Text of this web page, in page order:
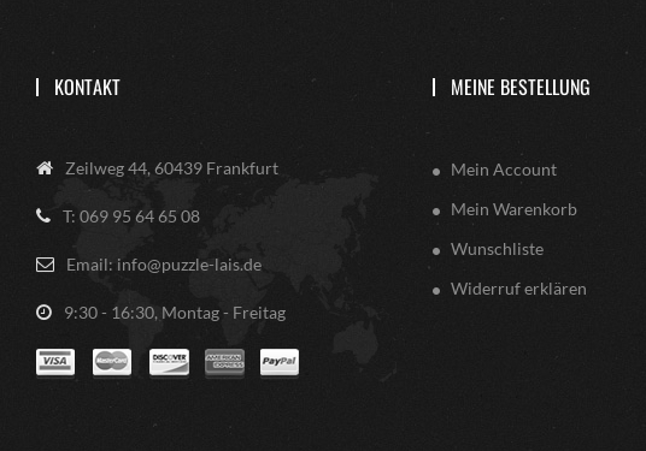
KONTAKT
Zeilweg 44, 60439 Frankfurt
T: 069 95 64 65 08
Email: info@puzzle-lais.de
9:30 - 16:30, Montag - Freitag
MEINE BESTELLUNG
Mein Account
Mein Warenkorb
Wunschliste
Widerruf erklären